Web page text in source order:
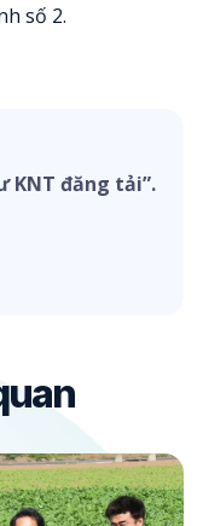
số 2.
KNT đăng tải”.